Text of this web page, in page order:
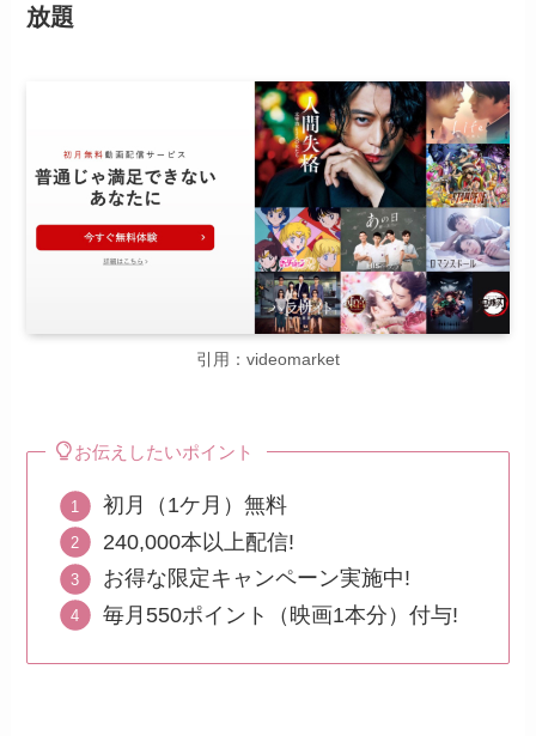
放題
引用：videomarket
お伝えしたいポイント
初月（1ケ月）無料
240,000本以上配信!
お得な限定キャンペーン実施中!
毎月550ポイント（映画1本分）付与!